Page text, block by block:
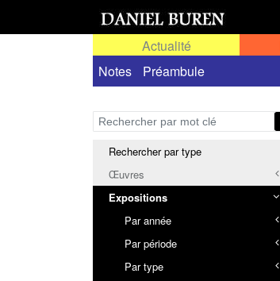
Actualité
Toutes les expositions
Notes
Préambule
Rechercher par type
Œuvres
Expositions
Par année
Par période
Par type